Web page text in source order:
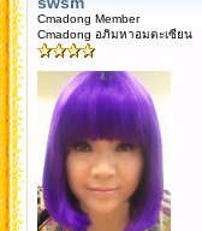
Cmadong Member
Cmadong อภิมหาอมตะเซียน